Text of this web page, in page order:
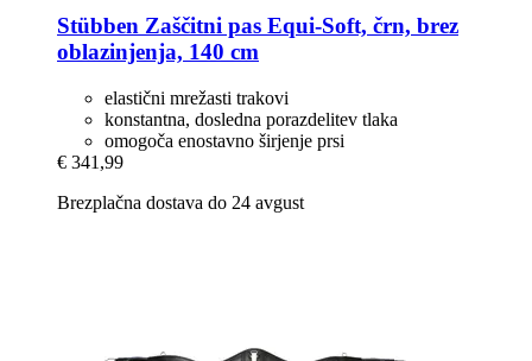
Stübben Zaščitni pas Equi-​Soft, črn, brez
oblazinjenja, 140 cm
elastični mrežasti trakovi
konstantna, dosledna porazdelitev tlaka
omogoča enostavno širjenje prsi
€ 341,99
Brezplačna dostava do 24 avgust